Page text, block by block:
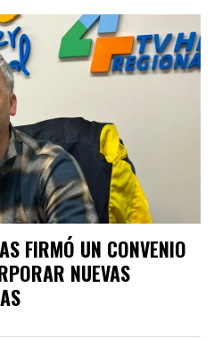
FIRMÓ UN CONVENIO
NUEVAS